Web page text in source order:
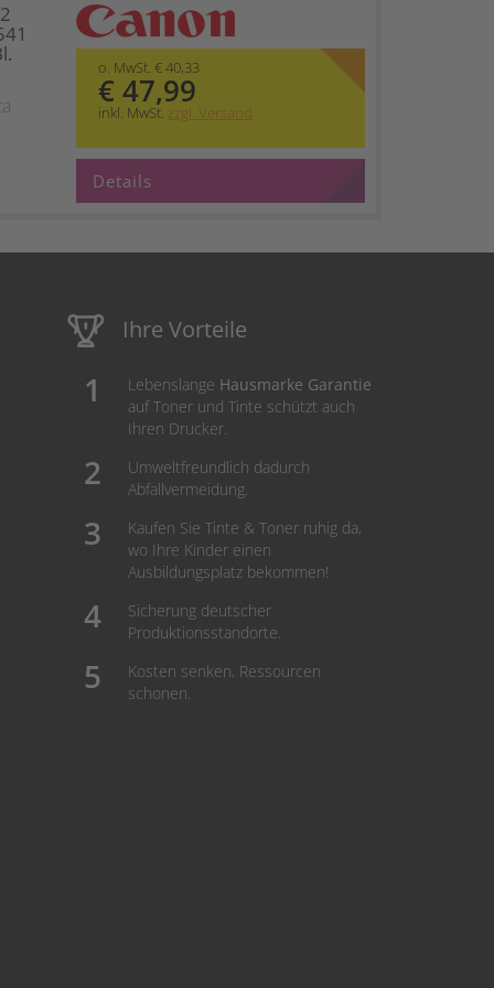
o. MwSt. € 40,33
€ 47,99
inkl. MwSt. zzgl. Versand
Details
Ihre Vorteile
Lebenslange Hausmarke Garantie
auf Toner und Tinte schützt auch
Ihren Drucker.
Umweltfreundlich dadurch
Abfallvermeidung.
Kaufen Sie Tinte & Toner ruhig da,
wo Ihre Kinder einen
Ausbildungsplatz bekommen!
Sicherung deutscher
Produktionsstandorte.
Kosten senken, Ressourcen
schonen.